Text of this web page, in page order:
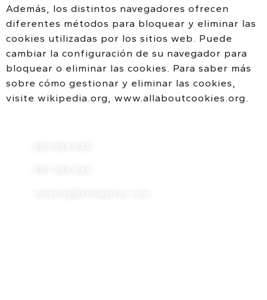
Además, los distintos navegadores ofrecen
diferentes métodos para bloquear y eliminar las
cookies utilizadas por los sitios web. Puede
cambiar la configuración de su navegador para
bloquear o eliminar las cookies. Para saber más
sobre cómo gestionar y eliminar las cookies,
visite wikipedia.org, www.allaboutcookies.org.